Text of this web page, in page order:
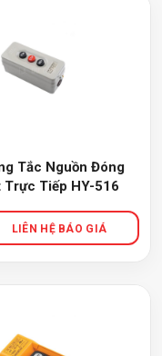
Tắc Nguồn Đóng
Trực Tiếp HY-516